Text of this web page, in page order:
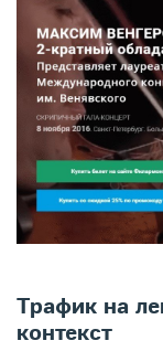
Трафик на
контекст